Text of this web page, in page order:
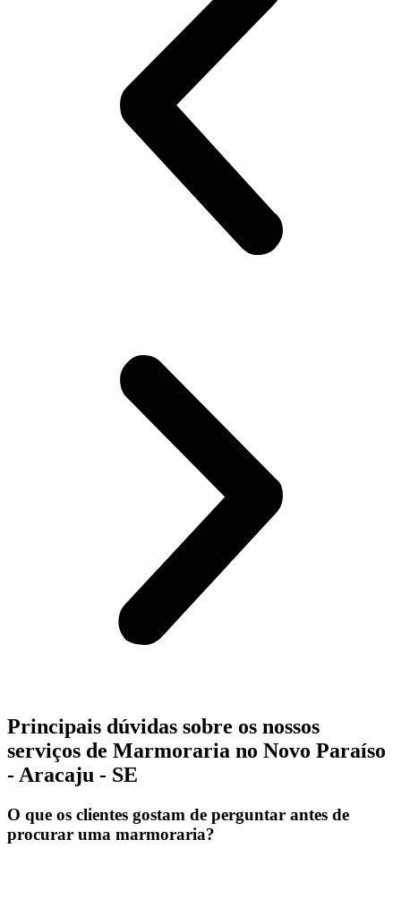
Principais dúvidas sobre os nossos
serviços de Marmoraria no Novo Paraíso
- Aracaju - SE
O que os clientes gostam de perguntar antes de
procurar uma marmoraria?